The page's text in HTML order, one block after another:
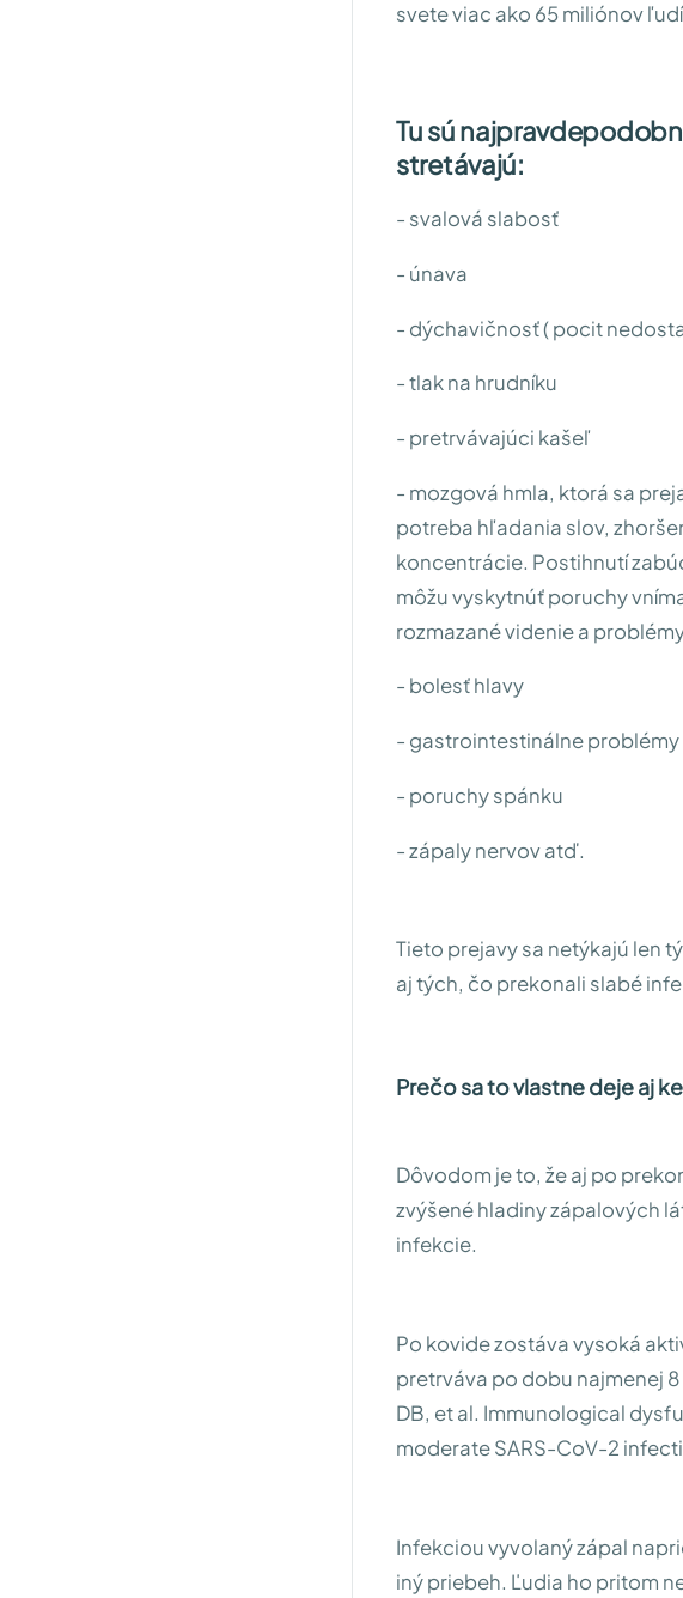
svete viac ako 65 miliónov
Tu sú
stretávajú:
- svalová slabosť
- únava
- dýchavičnosť ( pocit
- tlak na hrudníku
- pretrvávajúci kašeľ
- mozgová hmla, ktorá sa
potreba hľadania slov,
koncentrácie. Postihnutí
môžu vyskytnúť poruchy
rozmazané videnie a
- bolesť hlavy
- gastrointestinálne
- poruchy spánku
- zápaly nervov atď.
Tieto prejavy sa netýkajú len
aj tých, čo prekonali slabé
Prečo sa to vlastne deje aj
Dôvodom je to, že aj po
zvýšené hladiny zápalových
infekcie.
Po kovide zostáva vysoká
pretrváva po dobu najmenej
DB, et al. Immunological
moderate SARS-CoV-2
Infekciou vyvolaný zápal
iný priebeh. Ľudia ho pritom